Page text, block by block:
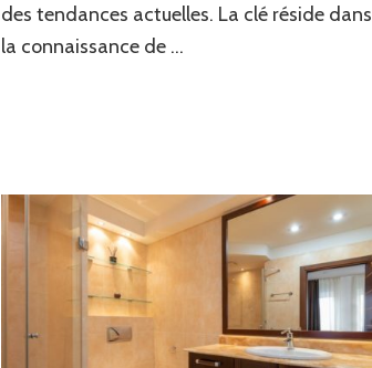
!
des tendances actuelles. La clé réside dans
la connaissance de …